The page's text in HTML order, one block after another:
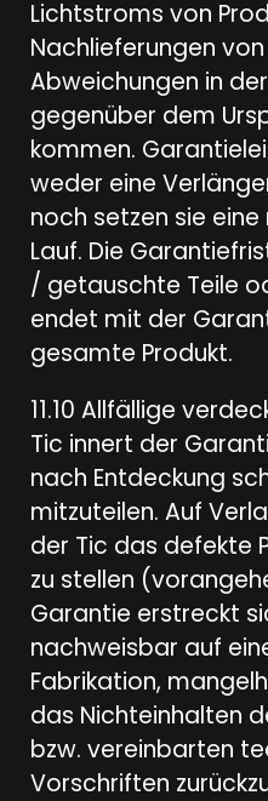
Lichtstroms von
Nachlieferungen von
Abweichungen in
gegenüber dem
kommen.
weder eine
noch setzen sie
Lauf. Die
/ getauschte Teile
endet mit der
gesamte Produkt.
11.10 Allfällige
Tic innert der
nach Entdeckung
mitzuteilen. Auf
der Tic das defekte
zu stellen
Garantie erstreckt
nachweisbar auf
Fabrikation,
das Nichteinhalten
bzw. vereinbarten
Vorschriften